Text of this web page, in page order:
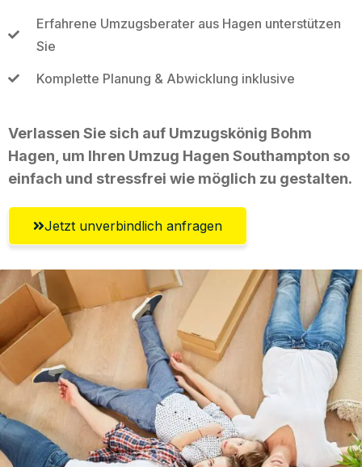
Erfahrene Umzugsberater aus Hagen unterstützen
Sie
Komplette Planung & Abwicklung inklusive
Verlassen Sie sich auf Umzugskönig Bohm
Hagen, um Ihren Umzug Hagen Southampton so
einfach und stressfrei wie möglich zu gestalten.
Jetzt unverbindlich anfragen